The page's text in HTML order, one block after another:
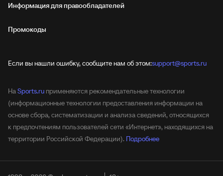
Информация для правообладателей
Промокоды
Если вы нашли ошибку, сообщите нам об этом:support@sports.ru
НаSports.ru применяются рекомендательные технологии
(информационные технологии предоставления информации на
основе сбора, систематизации и анализа сведений, относящихся
к предпочтениям пользователей сети «Интернет», находящихся на
территории Российской Федерации). Подробнее